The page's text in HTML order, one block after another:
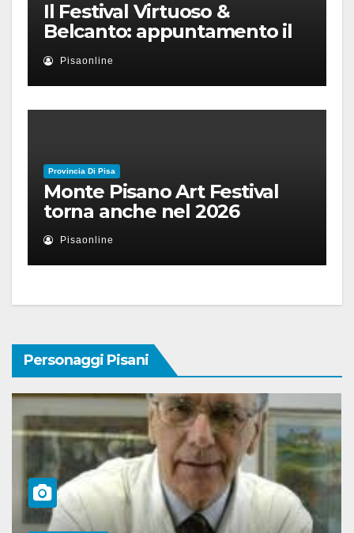
Il Festival Virtuoso &
Belcanto: appuntamento il
28 luglio a Palazzo Blu con
Ruben Micieli
Pisaonline
Provincia Di Pisa
Monte Pisano Art Festival
torna anche nel 2026
Pisaonline
Personaggi Pisani